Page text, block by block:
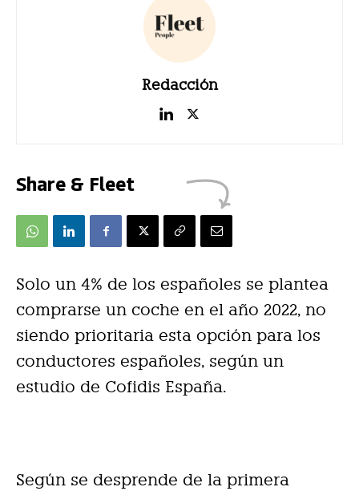
Redacción
Share & Fleet
Solo un 4% de los españoles se plantea
comprarse un coche en el año 2022, no
siendo prioritaria esta opción para los
conductores españoles, según un
estudio de Cofidis España.
Según se desprende de la primera